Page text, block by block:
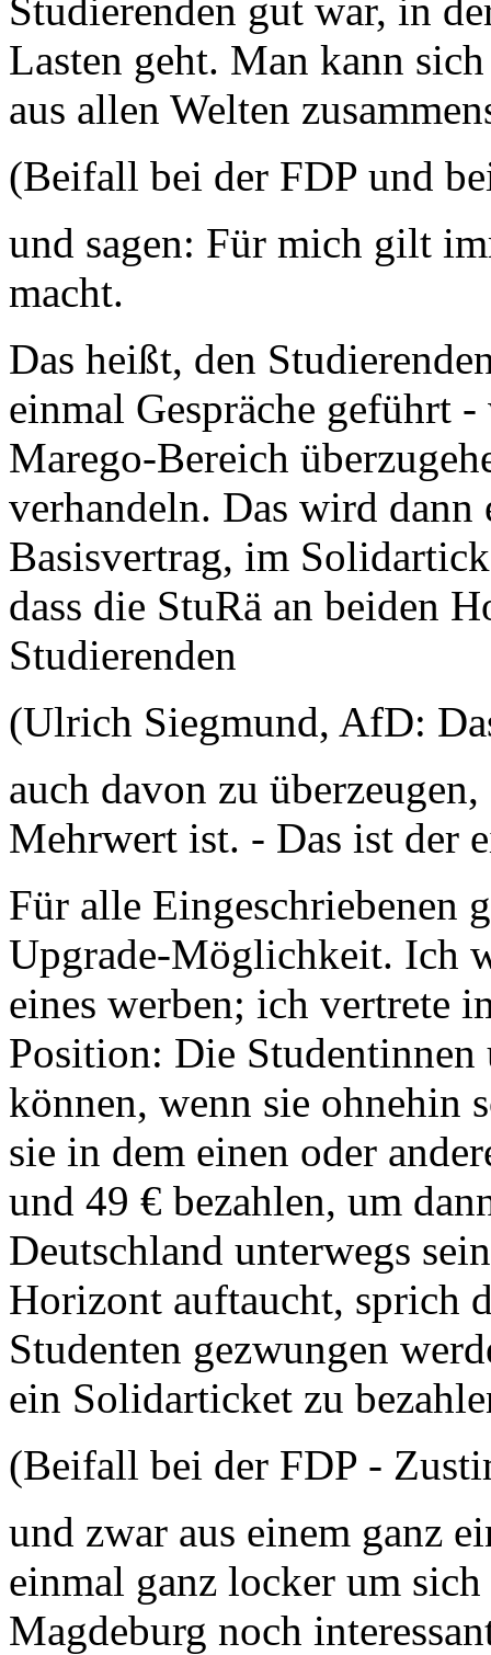
Studierenden gut war, in
Lasten geht. Man kann
aus allen Welten
(Beifall bei der FDP und
und sagen: Für mich gilt
macht.
Das heißt, den
einmal Gespräche geführt
Marego-Bereich
verhandeln. Das wird dann
Basisvertrag, im
dass die StuRä an beiden
Studierenden
(Ulrich Siegmund, AfD:
auch davon zu
Mehrwert ist. - Das ist der
Für alle Eingeschriebenen
Upgrade-Möglichkeit. Ich
eines werben; ich vertrete
Position: Die Studentinnen
können, wenn sie ohnehin
sie in dem einen oder
und 49 € bezahlen, um
Deutschland unterwegs
Horizont auftaucht, sprich
Studenten gezwungen
ein Solidarticket zu
(Beifall bei der FDP -
und zwar aus einem ganz
einmal ganz locker um
Magdeburg noch